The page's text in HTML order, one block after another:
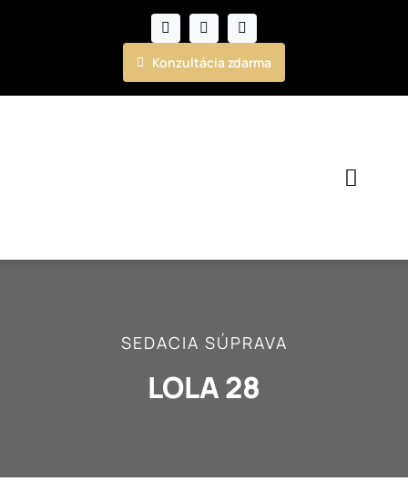
Konzultácia zdarma
Kuchyne
SEDACIA SÚPRAVA
LOLA 28